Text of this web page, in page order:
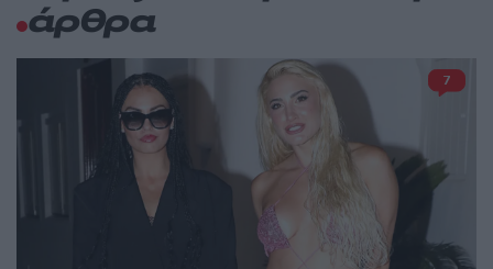
άρθρα
7